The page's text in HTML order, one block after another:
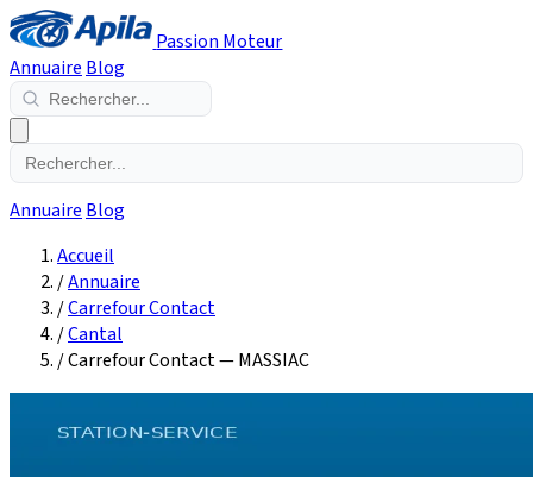
Passion Moteur
Annuaire Blog
Annuaire Blog
Accueil
/Annuaire
/Carrefour Contact
/Cantal
/Carrefour Contact — MASSIAC